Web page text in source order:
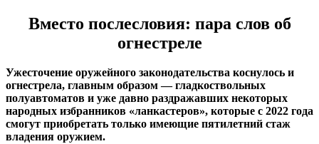
Вместо послесловия: пара слов об
огнестреле
Ужесточение оружейного законодательства коснулось и
огнестрела, главным образом — гладкоствольных
полуавтоматов и уже давно раздражавших некоторых
народных избранников «ланкастеров», которые с 2022 года
смогут приобретать только имеющие пятилетний стаж
владения оружием.